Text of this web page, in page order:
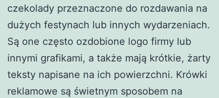
czekolady przeznaczone do rozdawania na
dużych festynach lub innych wydarzeniach.
Są one często ozdobione logo firmy lub
innymi grafikami, a także mają krótkie, żarty
teksty napisane na ich powierzchni. Krówki
reklamowe są świetnym sposobem na